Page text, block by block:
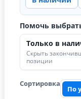
Помочь
Только в
Скрыть
позиции
Сортировка
По